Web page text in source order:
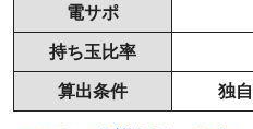
電サポ
持ち玉比率
算出条件 独